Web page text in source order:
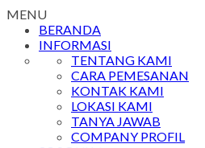
MENU
BERANDA
INFORMASI
TENTANG KAMI
CARA PEMESANAN
KONTAK KAMI
LOKASI KAMI
TANYA JAWAB
COMPANY PROFIL